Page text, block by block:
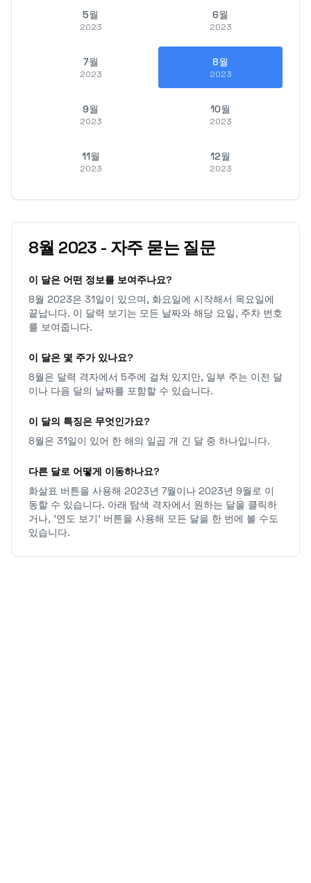
5월
2023
6월
2023
7월
2023
8월
2023
9월
2023
10월
2023
11월
2023
12월
2023
8월 2023 - 자주 묻는 질문
이 달은 어떤 정보를 보여주나요?
8월 2023은 31일이 있으며, 화요일에 시작해서 목요일에
끝납니다. 이 달력 보기는 모든 날짜와 해당 요일, 주차 번호
를 보여줍니다.
이 달은 몇 주가 있나요?
8월은 달력 격자에서 5주에 걸쳐 있지만, 일부 주는 이전 달
이나 다음 달의 날짜를 포함할 수 있습니다.
이 달의 특징은 무엇인가요?
8월은 31일이 있어 한 해의 일곱 개 긴 달 중 하나입니다.
다른 달로 어떻게 이동하나요?
화살표 버튼을 사용해 2023년 7월이나 2023년 9월로 이
동할 수 있습니다. 아래 탐색 격자에서 원하는 달을 클릭하
거나, '연도 보기' 버튼을 사용해 모든 달을 한 번에 볼 수도
있습니다.